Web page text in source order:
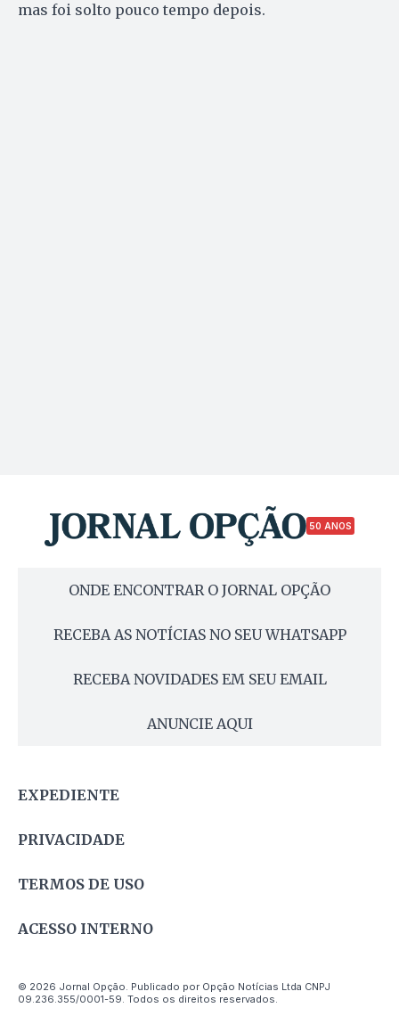
mas foi solto pouco tempo depois.
50 ANOS
ONDE ENCONTRAR O JORNAL OPÇÃO
RECEBA AS NOTÍCIAS NO SEU WHATSAPP
RECEBA NOVIDADES EM SEU EMAIL
ANUNCIE AQUI
EXPEDIENTE
PRIVACIDADE
TERMOS DE USO
ACESSO INTERNO
© 2026 Jornal Opção. Publicado por Opção Notícias Ltda CNPJ
09.236.355/0001-59. Todos os direitos reservados.